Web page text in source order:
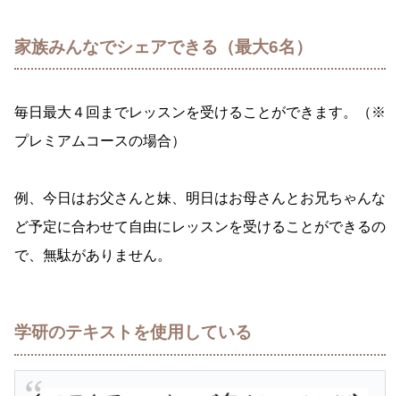
家族みんなでシェアできる（最大6名）
毎日最大４回までレッスンを受けることができます。（※
プレミアムコースの場合）
例、今日はお父さんと妹、明日はお母さんとお兄ちゃんな
ど予定に合わせて自由にレッスンを受けることができるの
で、無駄がありません。
学研のテキストを使用している